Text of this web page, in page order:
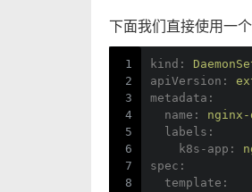
下面我们直接使用一
1
2
3
4
5
6
7
8
kind:
apiVersion:
metadata:
name:
nginx-
labels:
k8s-app:
spec:
template: